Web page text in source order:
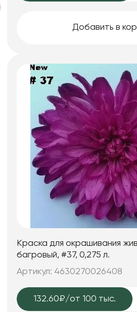
Добавить в
Краска для окрашивания
багровый, #37, 0,275 л.
Артикул: 4630270026408
132.60₽/от 100 тыс.